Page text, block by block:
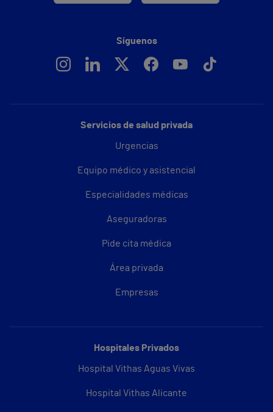
Servicios de salud privada
Urgencias
Equipo médico y asistencial
Especialidades médicas
Aseguradoras
Pide cita médica
Área privada
Empresas
Hospitales Privados
Hospital Vithas Aguas Vivas
Hospital Vithas Alicante
Síguenos